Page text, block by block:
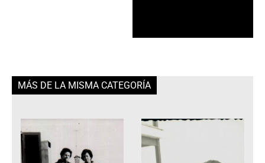
MÁS DE LA MISMA CATEGORÍA